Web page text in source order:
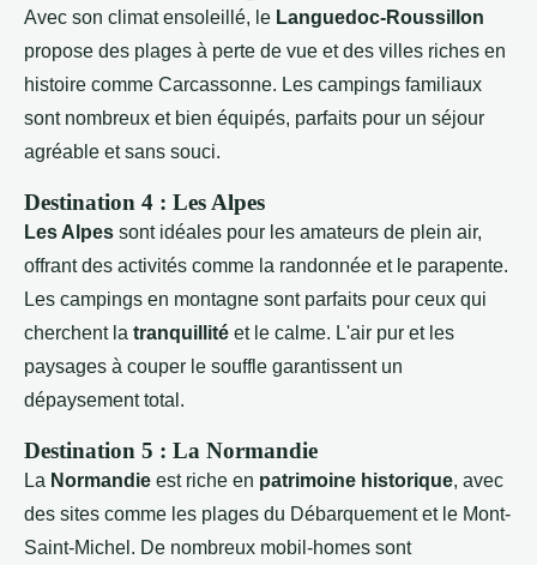
Avec son climat ensoleillé, le Languedoc-Roussillon
propose des plages à perte de vue et des villes riches en
histoire comme Carcassonne. Les campings familiaux
sont nombreux et bien équipés, parfaits pour un séjour
agréable et sans souci.
Destination 4 : Les Alpes
Les Alpes sont idéales pour les amateurs de plein air,
offrant des activités comme la randonnée et le parapente.
Les campings en montagne sont parfaits pour ceux qui
cherchent la tranquillité et le calme. L'air pur et les
paysages à couper le souffle garantissent un
dépaysement total.
Destination 5 : La Normandie
La Normandie est riche en patrimoine historique, avec
des sites comme les plages du Débarquement et le Mont-
Saint-Michel. De nombreux mobil-homes sont